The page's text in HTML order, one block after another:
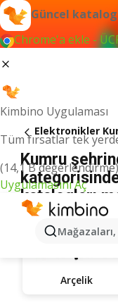
Güncel
Chrome'a ekle -
Kimbino Uygulaması
Tüm fırsatlar tek
(14,1 B değerlendirme)
Uygulamasını Aç
Elektronikler
Kumru
katalogları
Arçelik